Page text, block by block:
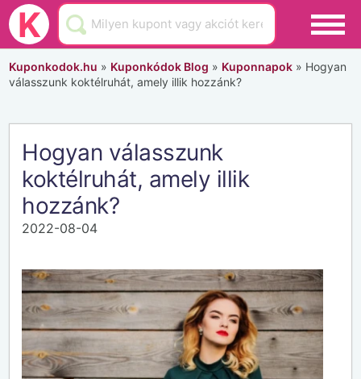
K
Black Friday
Hamarosan lejár
Üzletek
Blog
Akciók
Kuponkodok.hu » Kuponkódok Blog » Kuponnapok » Hogyan
válasszunk koktélruhát, amely illik hozzánk?
Hogyan válasszunk
koktélruhát, amely illik
hozzánk?
2022-08-04